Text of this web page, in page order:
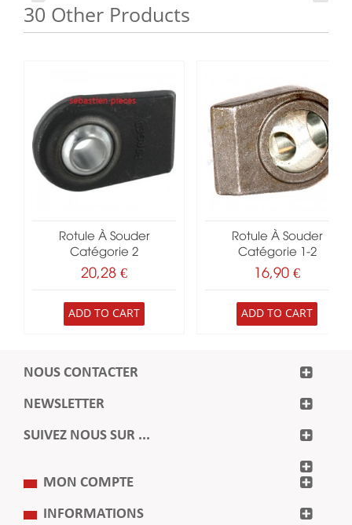
30 Other Products
Rotule À Souder
Catégorie 2
20,28 €
ADD TO CART
Rotule À Souder
Catégorie 1-2
16,90 €
ADD TO CART
NOUS CONTACTER
NEWSLETTER
SUIVEZ NOUS SUR ...
MON COMPTE
INFORMATIONS